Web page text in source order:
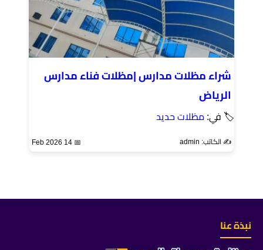
شراء مظلات مدارس |مظلات فناء مدارس
الرياض
🏷 في: مظلات حديد
✍️ الكاتب: admin 📅 14 Feb 2026
نبذة عنا